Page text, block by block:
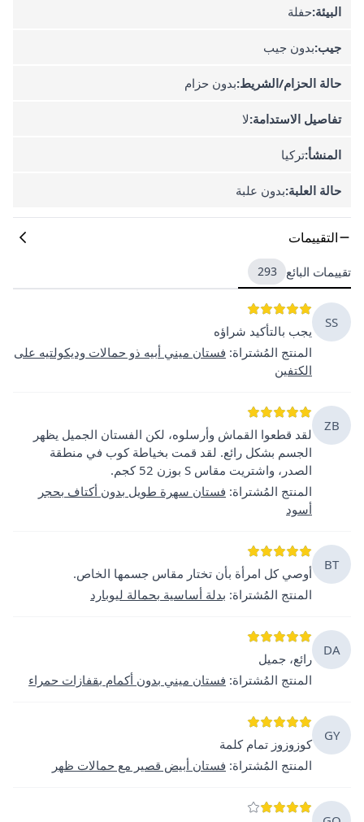
البيئة:حفلة
جيب:بدون جيب
حالة الحزام/الشريط:بدون حزام
تفاصيل الاستدامة:لا
المنشأ:تركيا
حالة العلبة:بدون علبة
التقييمات
تقييمات البائع 293
SS
يجب بالتأكيد شراؤه
المنتج المُشتراة: فستان ميني أبيه ذو حمالات وديكولتيه على
الكتفين
ZB
لقد قطعوا القماش وأرسلوه، لكن الفستان الجميل يظهر
الجسم بشكل رائع. لقد قمت بخياطة كوب في منطقة
الصدر، واشتريت مقاس S بوزن 52 كجم.
المنتج المُشتراة: فستان سهرة طويل بدون أكتاف بحجر
أسود
BT
أوصي كل امرأة بأن تختار مقاس جسمها الخاص.
المنتج المُشتراة: بدلة أساسية بحمالة ليوبارد
DA
رائع، جميل
المنتج المُشتراة: فستان ميني بدون أكمام بقفازات حمراء
GY
كوزوزوز تمام كلمة
المنتج المُشتراة: فستان أبيض قصير مع حمالات ظهر